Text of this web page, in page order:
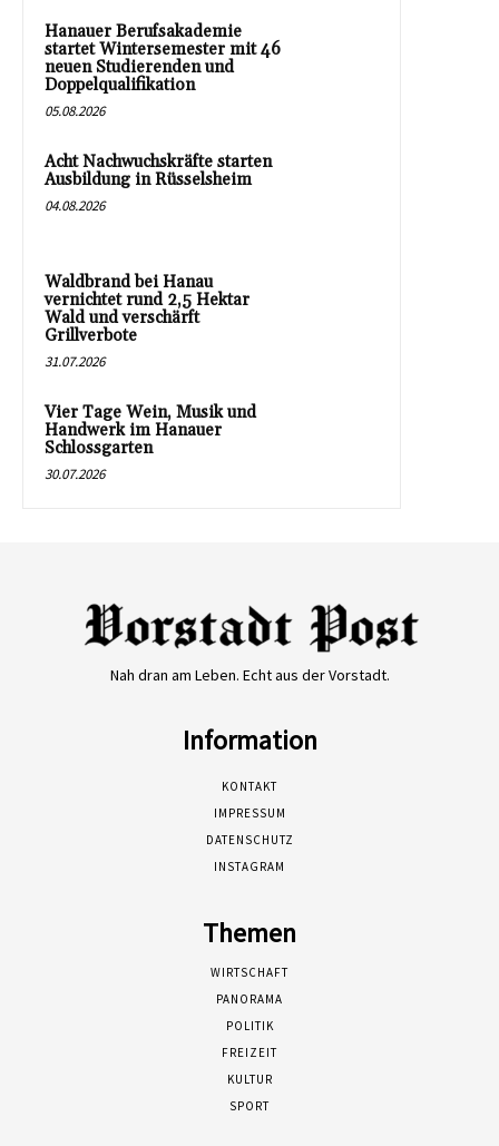
Hanauer Berufsakademie
startet Wintersemester mit 46
neuen Studierenden und
Doppelqualifikation
05.08.2026
Acht Nachwuchskräfte starten
Ausbildung in Rüsselsheim
04.08.2026
Waldbrand bei Hanau
vernichtet rund 2,5 Hektar
Wald und verschärft
Grillverbote
31.07.2026
Vier Tage Wein, Musik und
Handwerk im Hanauer
Schlossgarten
30.07.2026
Nah dran am Leben. Echt aus der Vorstadt.
Information
KONTAKT
IMPRESSUM
DATENSCHUTZ
INSTAGRAM
Themen
WIRTSCHAFT
PANORAMA
POLITIK
FREIZEIT
KULTUR
SPORT